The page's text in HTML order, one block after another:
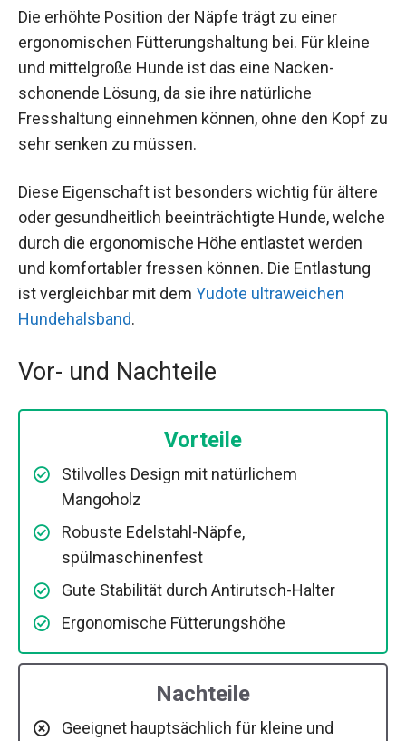
Die erhöhte Position der Näpfe trägt zu einer
ergonomischen Fütterungshaltung bei. Für kleine
und mittelgroße Hunde ist das eine Nacken-
schonende Lösung, da sie ihre natürliche
Fresshaltung einnehmen können, ohne den Kopf zu
sehr senken zu müssen.
Diese Eigenschaft ist besonders wichtig für ältere
oder gesundheitlich beeinträchtigte Hunde, welche
durch die ergonomische Höhe entlastet werden
und komfortabler fressen können. Die Entlastung
ist vergleichbar mit dem Yudote ultraweichen
Hundehalsband.
Vor- und Nachteile
Vorteile
Stilvolles Design mit natürlichem
Mangoholz
Robuste Edelstahl-Näpfe,
spülmaschinenfest
Gute Stabilität durch Antirutsch-Halter
Ergonomische Fütterungshöhe
Nachteile
Geeignet hauptsächlich für kleine und